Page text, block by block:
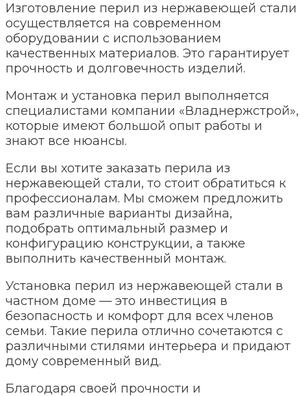
Изготовление перил из нержавеющей стали
осуществляется на современном
оборудовании с использованием
качественных материалов. Это гарантирует
прочность и долговечность изделий.
Монтаж и установка перил выполняется
специалистами компании «Владнержстрой»,
которые имеют большой опыт работы и
знают все нюансы.
Если вы хотите заказать перила из
нержавеющей стали, то стоит обратиться к
профессионалам. Мы сможем предложить
вам различные варианты дизайна,
подобрать оптимальный размер и
конфигурацию конструкции, а также
выполнить качественный монтаж.
Установка перил из нержавеющей стали в
частном доме — это инвестиция в
безопасность и комфорт для всех членов
семьи. Такие перила отлично сочетаются с
различными стилями интерьера и придают
дому современный вид.
Благодаря своей прочности и